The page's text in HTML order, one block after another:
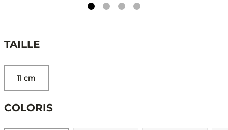
TAILLE
11 cm
COLORIS